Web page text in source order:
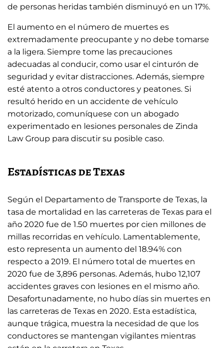
de personas heridas también disminuyó en un 17%.
El aumento en el número de muertes es
extremadamente preocupante y no debe tomarse
a la ligera. Siempre tome las precauciones
adecuadas al conducir, como usar el cinturón de
seguridad y evitar distracciones. Además, siempre
esté atento a otros conductores y peatones. Si
resultó herido en un accidente de vehículo
motorizado, comuníquese con un abogado
experimentado en lesiones personales de Zinda
Law Group para discutir su posible caso.
Estadísticas de Texas
Según el Departamento de Transporte de Texas, la
tasa de mortalidad en las carreteras de Texas para el
año 2020 fue de 1.50 muertes por cien millones de
millas recorridas en vehículo. Lamentablemente,
esto representa un aumento del 18.94% con
respecto a 2019. El número total de muertes en
2020 fue de 3,896 personas. Además, hubo 12,107
accidentes graves con lesiones en el mismo año.
Desafortunadamente, no hubo días sin muertes en
las carreteras de Texas en 2020. Esta estadística,
aunque trágica, muestra la necesidad de que los
conductores se mantengan vigilantes mientras